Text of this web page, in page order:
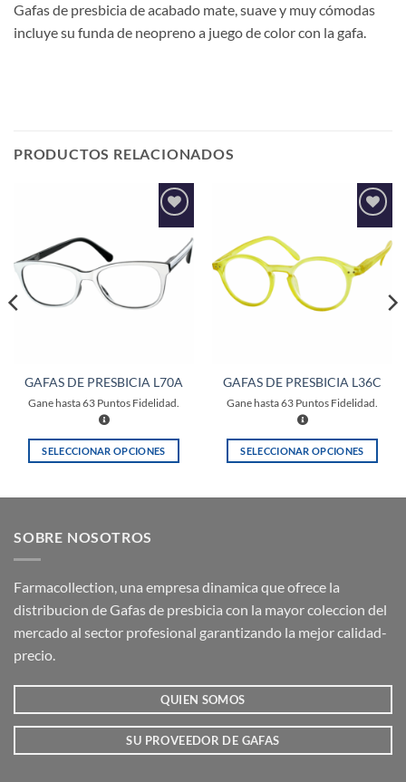
Gafas de presbicia de acabado mate, suave y muy cómodas
incluye su funda de neopreno a juego de color con la gafa.
PRODUCTOS RELACIONADOS
Añadir
lista de
deseos
GAFAS DE PRESBICIA L70A
Gane hasta63 Puntos Fidelidad.
SELECCIONAR OPCIONES
variantes.
opciones
se
elegir
de
producto
Añadir
lista de
deseos
GAFAS DE PRESBICIA L36C
Gane hasta63 Puntos Fidelidad.
SELECCIONAR OPCIONES
opciones
elegir
de
SOBRE NOSOTROS
Farmacollection, una empresa dinamica que ofrece la
distribucion de Gafas de presbicia con la mayor coleccion del
mercado al sector profesional garantizando la mejor calidad-
precio.
QUIEN SOMOS
SU PROVEEDOR DE GAFAS